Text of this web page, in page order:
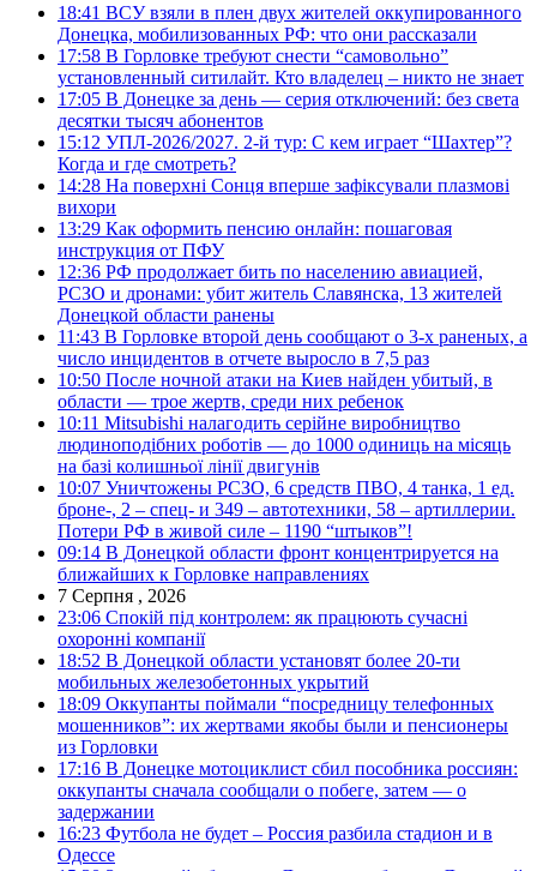
18:41 ВСУ взяли в плен двух жителей оккупированного
Донецка, мобилизованных РФ: что они рассказали
17:58 В Горловке требуют снести “самовольно”
установленный ситилайт. Кто владелец – никто не знает
17:05 В Донецке за день — серия отключений: без света
десятки тысяч абонентов
15:12 УПЛ-2026/2027. 2-й тур: С кем играет “Шахтер”?
Когда и где смотреть?
14:28 На поверхні Сонця вперше зафіксували плазмові
вихори
13:29 Как оформить пенсию онлайн: пошаговая
инструкция от ПФУ
12:36 РФ продолжает бить по населению авиацией,
РСЗО и дронами: убит житель Славянска, 13 жителей
Донецкой области ранены
11:43 В Горловке второй день сообщают о 3-х раненых, а
число инцидентов в отчете выросло в 7,5 раз
10:50 После ночной атаки на Киев найден убитый, в
области — трое жертв, среди них ребенок
10:11 Mitsubishi налагодить серійне виробництво
людиноподібних роботів — до 1000 одиниць на місяць
на базі колишньої лінії двигунів
10:07 Уничтожены РСЗО, 6 средств ПВО, 4 танка, 1 ед.
броне-, 2 – спец- и 349 – автотехники, 58 – артиллерии.
Потери РФ в живой силе – 1190 “штыков”!
09:14 В Донецкой области фронт концентрируется на
ближайших к Горловке направлениях
7 Серпня , 2026
23:06 Спокій під контролем: як працюють сучасні
охоронні компанії
18:52 В Донецкой области установят более 20-ти
мобильных железобетонных укрытий
18:09 Оккупанты поймали “посредницу телефонных
мошенников”: их жертвами якобы были и пенсионеры
из Горловки
17:16 В Донецке мотоциклист сбил пособника россиян:
оккупанты сначала сообщали о побеге, затем — о
задержании
16:23 Футбола не будет – Россия разбила стадион и в
Одессе